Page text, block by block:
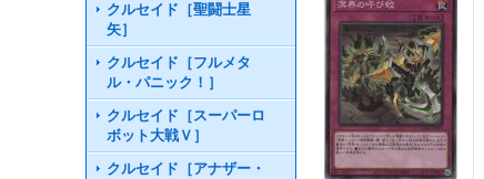
クルセイド［聖闘士星
矢］
クルセイド［フルメタ
ル・パニック！］
クルセイド［スーパーロ
ボット大戦Ｖ］
クルセイド［アナザー・